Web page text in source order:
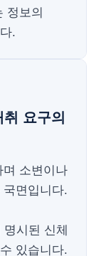
정보의
.
요구의
며 소변이나
면입니다.
시된 신체
있습니다.